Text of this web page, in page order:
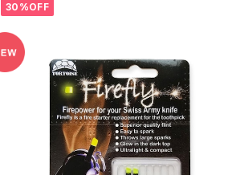
30%OFF